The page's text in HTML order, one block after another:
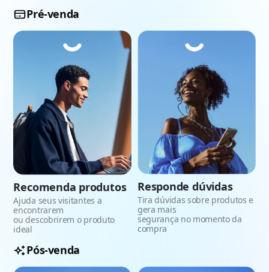
Pré-venda
Recomenda produtos
Ajuda seus visitantes a
encontrarem
ou descobrirem o produto
ideal
Responde dúvidas
Tira dúvidas sobre produtos e
gera mais
segurança no momento da
compra
Pós-venda